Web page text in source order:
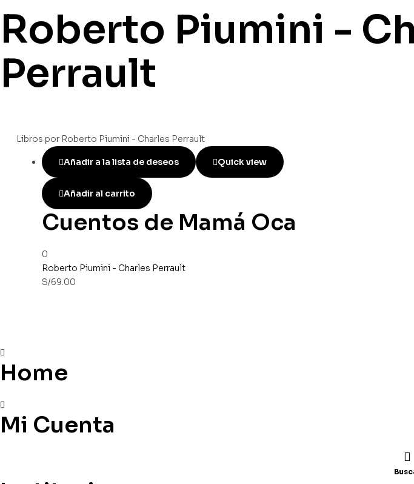
Roberto Piumini -
Perrault
Libros por Roberto Piumini - Charles Perrault
Añadir a la lista de deseos Quick view
Añadir al carrito
Cuentos de Mamá Oca
0
Roberto Piumini - Charles Perrault
S/69.00
Home
Mi Cuenta